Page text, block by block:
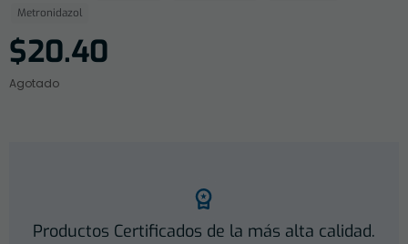
Metronidazol
$20.40
Agotado
Productos Certificados de la más alta calidad.